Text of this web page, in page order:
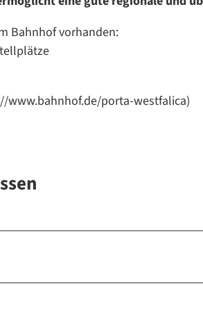
Bahnhof vorhanden:
www.bahnhof.de/porta-westfalica)